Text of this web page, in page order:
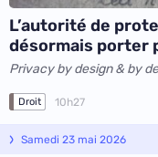
L’autorité de
désormais porter
Privacy by design & by
Droit 10h27
Samedi 23 mai 2026